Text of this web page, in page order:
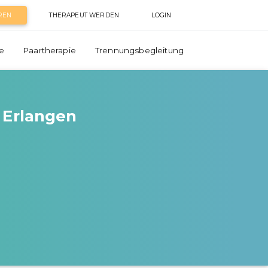
THERAPEUT WERDEN LOGIN
Paartherapie Trennungsbegleitung